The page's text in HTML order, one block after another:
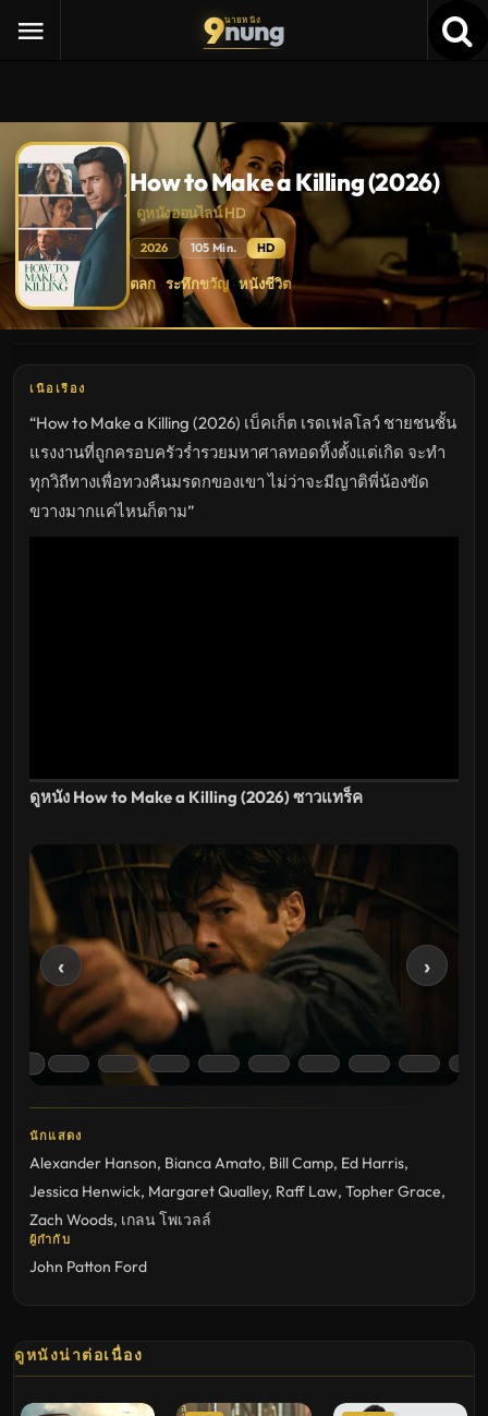
9นายหนัง
nung
How to Make a Killing (2026)
ดูหนังออนไลน์ HD
2026 105 Min. HD
How
to
Make
a
ดู
พากย์
ไทย
ซับ
ไทย
เต็ม
เรื่อง
HD
อัปเดต
ตลก · ระทึกขวัญ · หนังชีวิต
เนื้อเรื่อง
“How to Make a Killing (2026) เบ็คเก็ต เรดเฟลโลว์ ชายชนชั้น
แรงงานที่ถูกครอบครัวร่ำรวยมหาศาลทอดทิ้งตั้งแต่เกิด จะทำ
ทุกวิถีทางเพื่อทวงคืนมรดกของเขา ไม่ว่าจะมีญาติพี่น้องขัด
ขวางมากแค่ไหนก็ตาม”
ดูหนัง How to Make a Killing (2026) ซาวแทร็ค
‹ ›
นักแสดง
Alexander Hanson, Bianca Amato, Bill Camp, Ed Harris,
Jessica Henwick, Margaret Qualley, Raff Law, Topher Grace,
Zach Woods, เกลน โพเวลล์
ผู้กำกับ
John Patton Ford
ดูหนังน่าต่อเนื่อง